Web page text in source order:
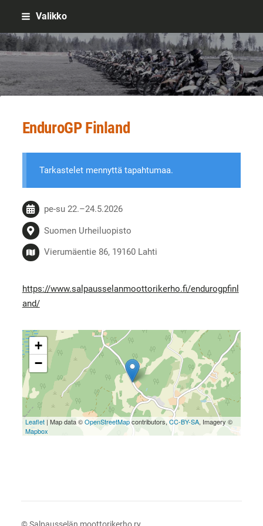
Siirry
sisältöön
Valikko
Sivuston etusivulle
EnduroGP Finland
Tarkastelet mennyttä tapahtumaa.
pe-su 22.–24.5.2026
Suomen Urheiluopisto
Vierumäentie 86, 19160 Lahti
https://www.salpausselanmoottorikerho.fi/endurogpfinl
and/
+
−
Leaflet| Map data ©OpenStreetMapcontributors,CC-BY-SA, Imagery ©
Mapbox